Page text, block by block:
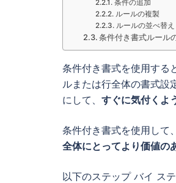
条件の追加
ルールの複製
ルールの並べ替え
条件付き書式ルール
条件付き書式を使用する
ルまたは行全体の書式設
にして、 すぐに気付くよ
条件付き書式を使用して、
全体にとってより価値の
以下のステップ バイ ス